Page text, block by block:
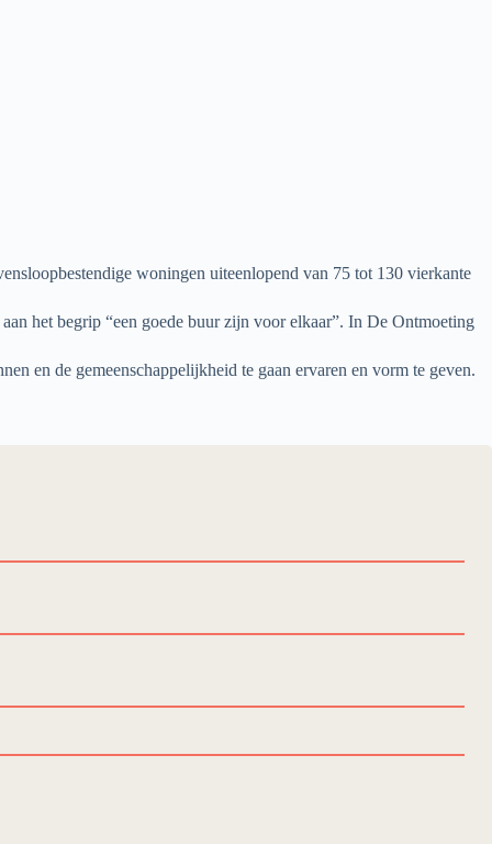
woningen uiteenlopend van 75 tot 130 vierkante
het begrip “een goede buur zijn voor elkaar”. In De Ontmoeting
en de gemeenschappelijkheid te gaan ervaren en vorm te geven.